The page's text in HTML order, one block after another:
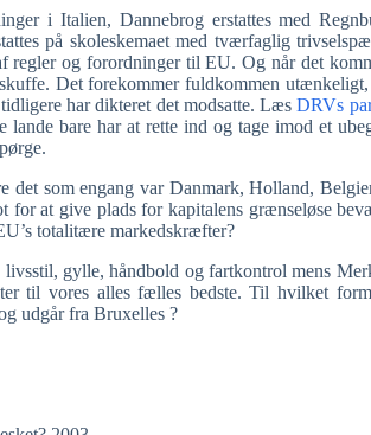
i Italien, Dannebrog erstattes med
på skoleskemaet med tværfaglig
og forordninger til EU. Og når det
Det forekommer fuldkommen
har dikteret det modsatte. LæsDRVs
lande bare har at rette ind og tage imod et
det som engang var Danmark, Holland,
at give plads for kapitalens grænseløse
totalitære markedskræfter?
gylle, håndbold og fartkontrol mens
til vores alles fælles bedste. Til hvilket
udgår fra Bruxelles ?